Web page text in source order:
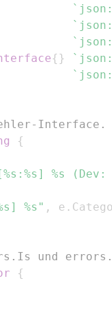
{ }
Interface.
{
%s (Dev:
%s" , e .
und
{